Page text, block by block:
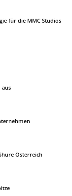
für die MMC Studios
aus
Österreich